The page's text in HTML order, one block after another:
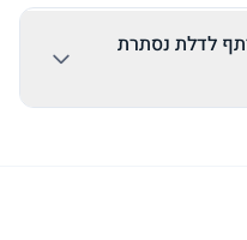
לדלת נסתרת